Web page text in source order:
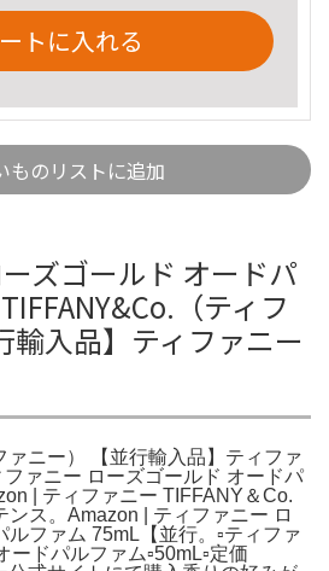
トに入れる
ものリストに追加
ズゴールド オードパ
（ティフ
輸入品】ティファニー
ニー） 【並行輸入品】ティファ
ァニー ローズゴールド オードパ
| ティファニー TIFFANY＆Co.
ンス。Amazon | ティファニー ロ
ルファム 75mL【並行。▫ティファ
ードパルファム▫50mL▫定価